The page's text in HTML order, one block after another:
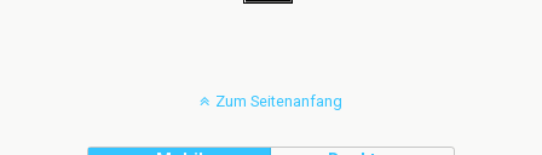
Zum Seitenanfang